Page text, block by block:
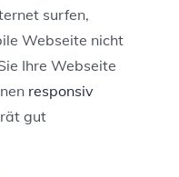
surfen,
Webseite nicht
Ihre Webseite
responsiv
gut